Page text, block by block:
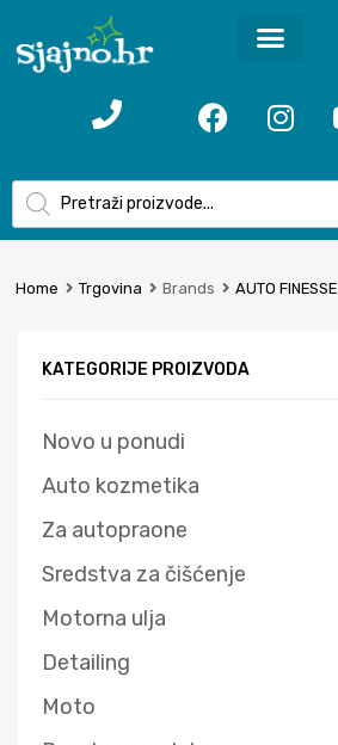
Home Trgovina Brands AUTO FINESSE
KATEGORIJE PROIZVODA
Novo u ponudi
Auto kozmetika
Za autopraone
Sredstva za čišćenje
Motorna ulja
Detailing
Moto